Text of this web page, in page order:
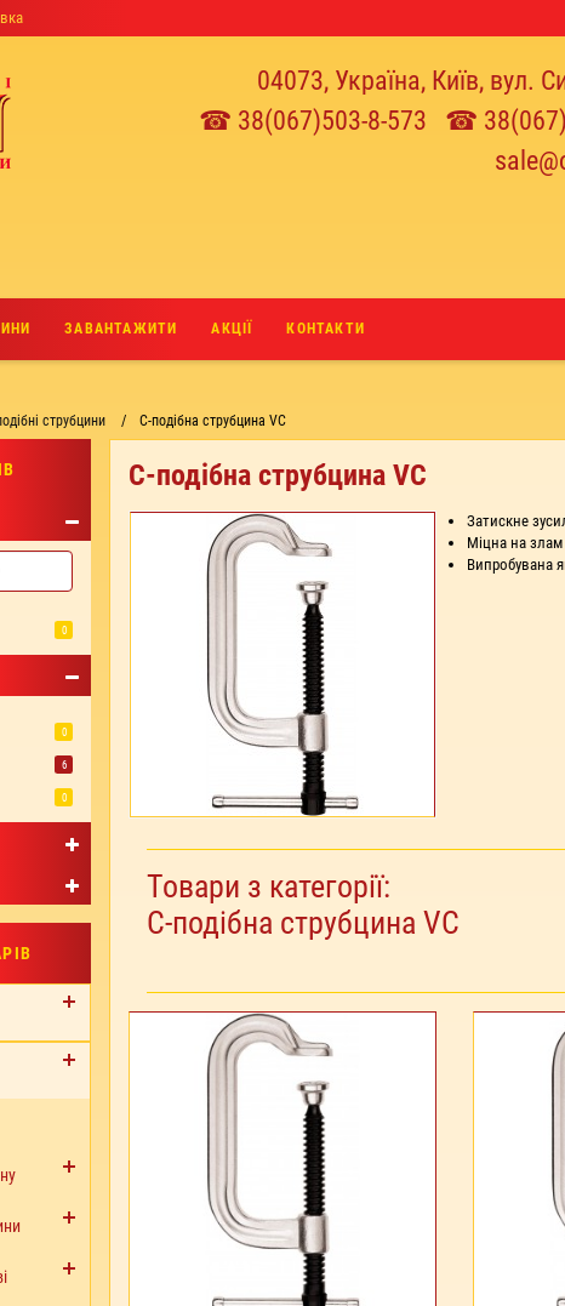
04073, Україна, Київ, вул.
☎ 38(067)503-8-573
☎
ЗАВАНТАЖИТИ АКЦІЇ КОНТАКТИ
струбцини C-подібна струбцина VC
0
0
6
0
C-подібна струбцина VC
Затискне
Міцна на
Випробувана
Товари з категорії:
C-подібна струбцина VC